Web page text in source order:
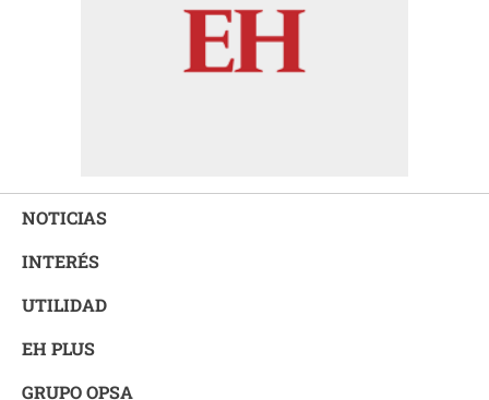
NOTICIAS
INTERÉS
UTILIDAD
EH PLUS
GRUPO OPSA